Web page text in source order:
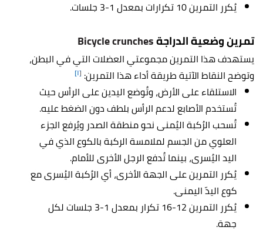
يُكرر التمرين 10 تكرارات بمعدل 1-3 جلسات.
تمرين وضعية الدراجةBicycle crunches
يستهدف هذا التمرين مجموعتي العضلات التي في البطن،
وتوضح النقاط الآتية طريقة أداء هذا التمرين: [١]
الاستلقاء على الأرض، وتُوضع اليدين على الرأس حيث
تُستخدم الأصابع لدعم الرأس بلطف دون الضغط عليه.
تُسحب الرُكبة اليُمنى نحو منطقة الصدر ويُرفع الجزء
العلوي من الجسم لملامسة الركبة بالكوع الذي في
اليد اليُسرى، بينما تُدفع الرجل الأخرى للأمام.
يُكرر التمرين على الجهة الأخرى، أي الرُكبة اليُسرى مع
كوع اليدّ اليمنى.
يُكرر التمرين 12-16 تكرار بمعدل 1-3 جلسات لكل
جهة.